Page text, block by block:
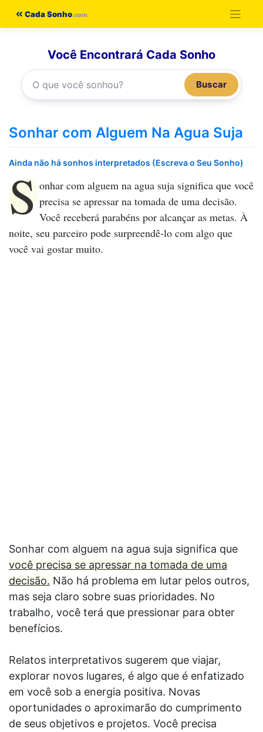
Cada Sonho
Você Encontrará Cada Sonho
Buscar
Sonhar com Alguem Na Agua Suja
Ainda não há sonhos interpretados (Escreva o Seu Sonho)
S onhar com alguem na agua suja significa que você
precisa se apressar na tomada de uma decisão.
Você receberá parabéns por alcançar as metas. À
noite, seu parceiro pode surpreendê-lo com algo que
você vai gostar muito.
Sonhar com alguem na agua suja significa que
você precisa se apressar na tomada de uma
decisão. Não há problema em lutar pelos outros,
mas seja claro sobre suas prioridades. No
trabalho, você terá que pressionar para obter
benefícios.
Relatos interpretativos sugerem que viajar,
explorar novos lugares, é algo que é enfatizado
em você sob a energia positiva. Novas
oportunidades o aproximarão do cumprimento
de seus objetivos e projetos. Você precisa